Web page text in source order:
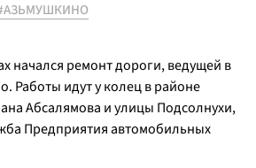
начался ремонт дороги, ведущей в
Работы идут у колец в районе
Абсалямова и улицы Подсолнухи,
Предприятия автомобильных